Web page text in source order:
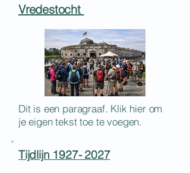
Vredestocht
Dit is een paragraaf. Klik hier om
je eigen tekst toe te voegen.
Tijdlijn 1927- 2027